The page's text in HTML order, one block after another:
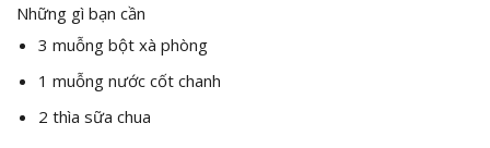
Những gì bạn cần
3 muỗng bột xà phòng
1 muỗng nước cốt chanh
2 thìa sữa chua